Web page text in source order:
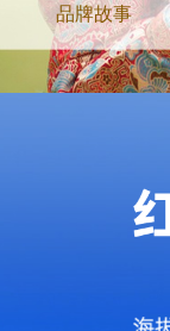
品牌故事